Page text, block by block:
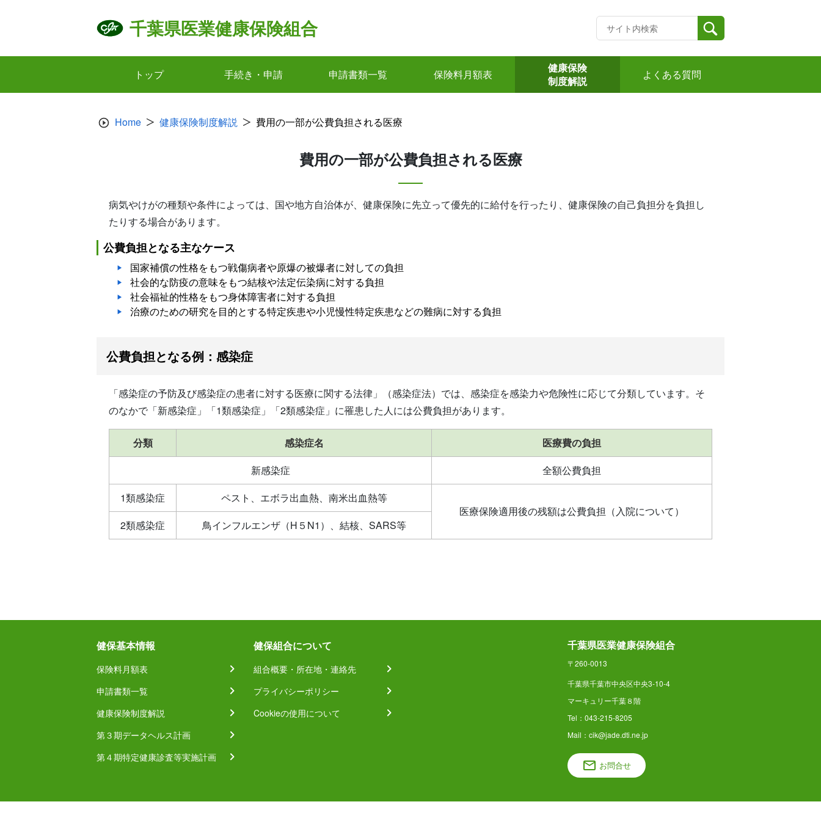
千葉県医業健康保険組合
トップ 手続き・申請 申請書類一覧 保険料月額表
健康保険
制度解説
よくある質問
Home 健康保険制度解説 費用の一部が公費負担される医療
費用の一部が公費負担される医療
病気やけがの種類や条件によっては、国や地方自治体が、健康保険に先立って優先的に給付を行ったり、健康保険の自己負担分を負担し
たりする場合があります。
公費負担となる主なケース
国家補償の性格をもつ戦傷病者や原爆の被爆者に対しての負担
社会的な防疫の意味をもつ結核や法定伝染病に対する負担
社会福祉的性格をもつ身体障害者に対する負担
治療のための研究を目的とする特定疾患や小児慢性特定疾患などの難病に対する負担
公費負担となる例：感染症
「感染症の予防及び感染症の患者に対する医療に関する法律」（感染症法）では、感染症を感染力や危険性に応じて分類しています。そ
のなかで「新感染症」「1類感染症」「2類感染症」に罹患した人には公費負担があります。
分類 感染症名
医療費の負担
新感染症
全額公費負担
1類感染症
ペスト、エボラ出血熱、南米出血熱等
医療保険適用後の残額は公費負担（入院について）
2類感染症
鳥インフルエンザ（H５N1）、結核、SARS等
健保基本情報
保険料月額表
申請書類一覧
健康保険制度解説
第３期データヘルス計画
第４期特定健康診査等実施計画
健保組合について
組合概要・所在地・連絡先
プライバシーポリシー
Cookieの使用について
千葉県医業健康保険組合
〒260-0013
千葉県千葉市中央区中央3-10-4
マーキュリー千葉８階
Tel：043-215-8205
Mail：cik@jade.dti.ne.jp
お問合せ